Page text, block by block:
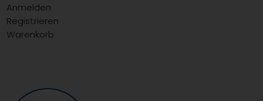
Anmelden
Registrieren
Warenkorb